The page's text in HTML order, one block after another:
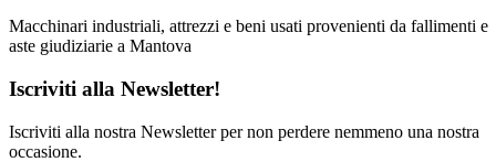
Macchinari industriali, attrezzi e beni usati provenienti da fallimenti e
aste giudiziarie a Mantova
Iscriviti alla Newsletter!
Iscriviti alla nostra Newsletter per non perdere nemmeno una nostra
occasione.